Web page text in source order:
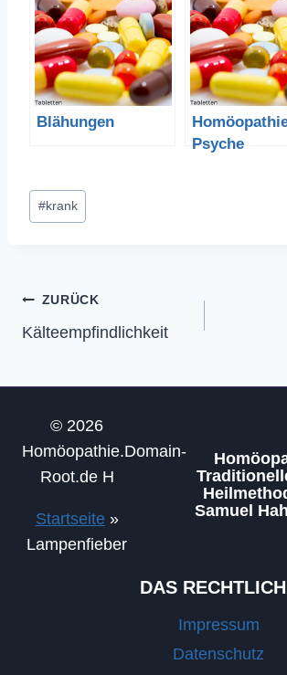
Blähungen
Psyche
Schlagworte:
#krank
Beitragsnavigation
ZURÜCK
Kälteempfindlichkeit
© 2026
Homöopathie.Domain-
Root.de H
Startseite»
Lampenfieber
Samuel
DAS
Impressum
Datenschutz